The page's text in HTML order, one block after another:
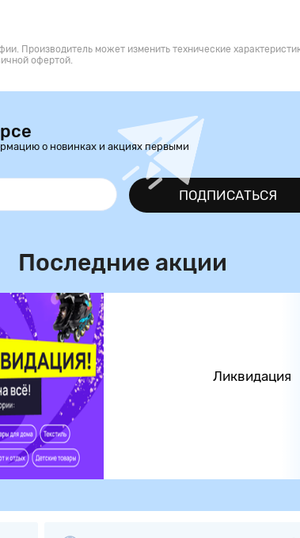
Производитель может изменить технические
офертой.
о новинках и акциях первыми
ПОДПИСАТЬСЯ
Последние акции
Ликвидация